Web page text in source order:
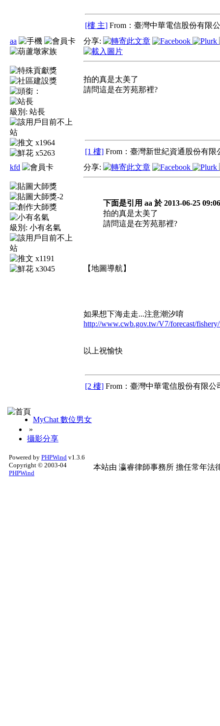
[樓 主] From：臺灣中華電信股份有限
aa
級別: 站長
x1964
x5263
分享:
拍的真是太美了
請問這是在芳苑那裡?
[1 樓] From：臺灣新世紀資通股份有限
kfd
級別: 小有名氣
x1191
x3045
分享:
下面是引用 aa 於 2013-06-25
拍的真是太美了
請問這是在芳苑那裡?
【地圖導航】
如果想下海走走...注意潮汐唷
http://www.cwb.gov.tw/V7/forecast/
以上祝愉快
[2 樓] From：臺灣中華電信股份有限公
MyChat 數位男女
»
攝影分享
Powered by PHPWind v1.3.6
Copyright © 2003-04
PHPWind
本站由 瀛睿律師事務所 擔任常年法